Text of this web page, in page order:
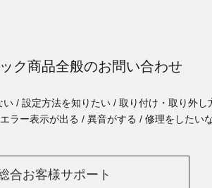
ク商品全般のお問い合わせ
/ 設定方法を知りたい / 取り付け・取り外し
ラー表示が出る / 異音がする / 修理をしたい
合お客様サポート